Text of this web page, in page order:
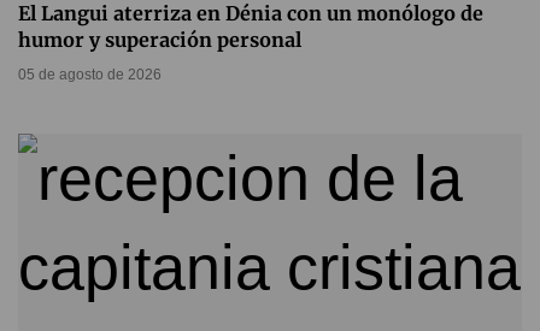
El Langui aterriza en Dénia con un monólogo de
humor y superación personal
05 de agosto de 2026